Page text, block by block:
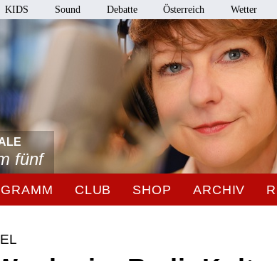
KIDS Sound Debatte Österreich Wetter
fünf
CLUB SHOP ARCHIV